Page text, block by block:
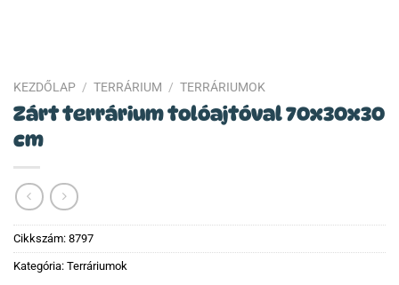
KEZDŐLAP / TERRÁRIUM / TERRÁRIUMOK
Zárt terrárium tolóajtóval 70x30x30
cm
Cikkszám: 8797
Kategória: Terráriumok